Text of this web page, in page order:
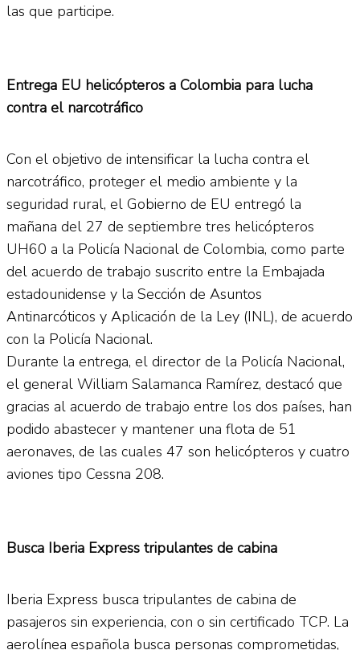
las que participe.
Entrega EU helicópteros a Colombia para lucha
contra el narcotráfico
Con el objetivo de intensificar la lucha contra el
narcotráfico, proteger el medio ambiente y la
seguridad rural, el Gobierno de EU entregó la
mañana del 27 de septiembre tres helicópteros
UH60 a la Policía Nacional de Colombia, como parte
del acuerdo de trabajo suscrito entre la Embajada
estadounidense y la Sección de Asuntos
Antinarcóticos y Aplicación de la Ley (INL), de acuerdo
con la Policía Nacional.
Durante la entrega, el director de la Policía Nacional,
el general William Salamanca Ramírez, destacó que
gracias al acuerdo de trabajo entre los dos países, han
podido abastecer y mantener una flota de 51
aeronaves, de las cuales 47 son helicópteros y cuatro
aviones tipo Cessna 208.
Busca Iberia Express tripulantes de cabina
Iberia Express busca tripulantes de cabina de
pasajeros sin experiencia, con o sin certificado TCP. La
aerolínea española busca personas comprometidas,